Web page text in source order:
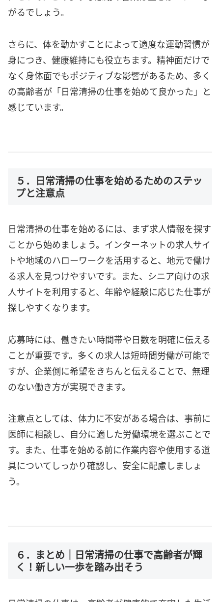
がるでしょう。
さらに、体を動かすことによって適度な運動習慣が
身につき、健康維持にも役立ちます。精神面だけで
なく身体面でもポジティブな影響があるため、多く
の高齢者が「日常清掃の仕事を始めて良かった」と
感じています。
５．日常清掃の仕事を始めるためのステッ
プと注意点
日常清掃の仕事を始めるには、まず求人情報を探す
ことから始めましょう。インターネットの求人サイ
トや地域のハローワークを活用すると、地元で働け
る求人を見つけやすいです。また、シニア向けの求
人サイトを利用すると、年齢や経験に応じた仕事が
探しやすくなります。
応募時には、働きたい時間帯や日数を明確に伝える
ことが重要です。多くの求人は短時間労働が可能で
すが、企業側に希望をきちんと伝えることで、無理
のない働き方が実現できます。
注意点としては、体力に不安がある場合は、事前に
医師に相談し、自分に適した労働環境を選ぶことで
す。また、仕事を始める前に作業内容や使用する道
具についてしっかり確認し、安全に配慮しましょ
う。
６．まとめ｜日常清掃の仕事で高齢者が輝
く！新しい一歩を踏み出そう